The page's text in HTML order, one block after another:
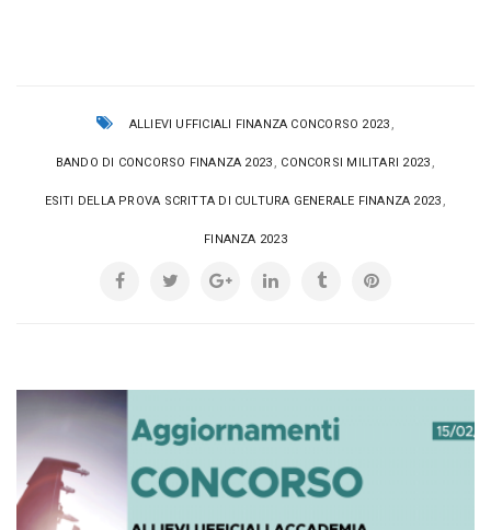
ALLIEVI UFFICIALI FINANZA CONCORSO 2023 ,
BANDO DI CONCORSO FINANZA 2023 , CONCORSI MILITARI 2023 ,
ESITI DELLA PROVA SCRITTA DI CULTURA GENERALE FINANZA 2023 ,
FINANZA 2023